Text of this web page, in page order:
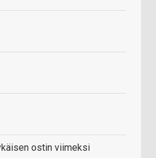
ostin viimeksi